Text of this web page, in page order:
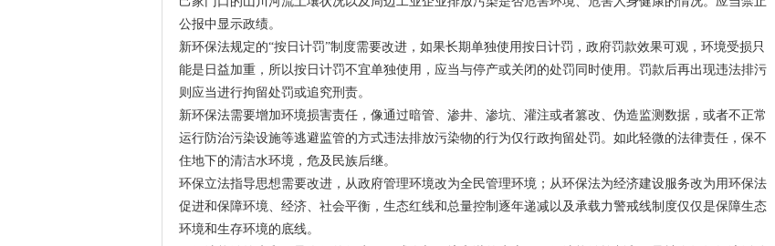
公报中显示政绩。
新环保法规定的“按日计罚”制度需要改进，如果长期单独使用按日计罚，政府罚款效果可观，环境受损只
能是日益加重，所以按日计罚不宜单独使用，应当与停产或关闭的处罚同时使用。罚款后再出现违法排污
则应当进行拘留处罚或追究刑责。
新环保法需要增加环境损害责任，像通过暗管、渗井、渗坑、灌注或者篡改、伪造监测数据，或者不正常
运行防治污染设施等逃避监管的方式违法排放污染物的行为仅行政拘留处罚。如此轻微的法律责任，保不
住地下的清洁水环境，危及民族后继。
环保立法指导思想需要改进，从政府管理环境改为全民管理环境；从环保法为经济建设服务改为用环保法
促进和保障环境、经济、社会平衡，生态红线和总量控制逐年递减以及承载力警戒线制度仅仅是保障生态
环境和生存环境的底线。